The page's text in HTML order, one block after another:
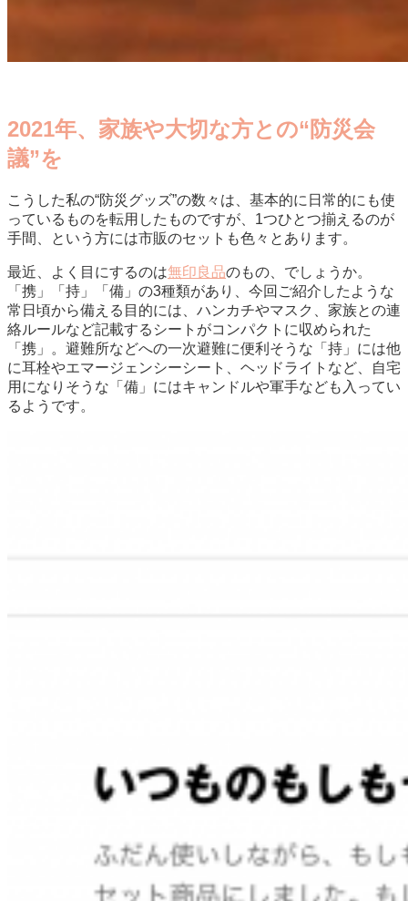
2021年、家族や大切な方との“防災会
議”を
こうした私の“防災グッズ”の数々は、基本的に日常的にも使
っているものを転用したものですが、1つひとつ揃えるのが
手間、という方には市販のセットも色々とあります。
最近、よく目にするのは無印良品のもの、でしょうか。
「携」「持」「備」の3種類があり、今回ご紹介したような
常日頃から備える目的には、ハンカチやマスク、家族との連
絡ルールなど記載するシートがコンパクトに収められた
「携」。避難所などへの一次避難に便利そうな「持」には他
に耳栓やエマージェンシーシート、ヘッドライトなど、自宅
用になりそうな「備」にはキャンドルや軍手なども入ってい
るようです。